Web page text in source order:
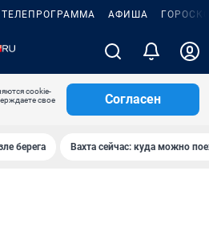
ТЕЛЕПРОГРАММА АФИША
cookie-
свое
Согласен
берега Вахта сейчас: куда можно